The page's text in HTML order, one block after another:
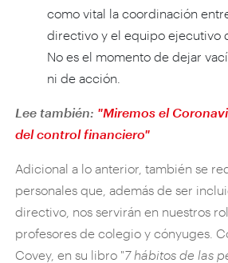
como vital la coordinación
directivo y el equipo ejecutivo
No es el momento de dejar
ni de acción.
Lee también: "Miremos el
del control financiero"
Adicional a lo anterior, también se
personales que, además de ser
directivo, nos servirán en nuestros
profesores de colegio y cónyuges.
Covey, en su libro "7 hábitos de las